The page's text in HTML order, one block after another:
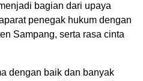
bagian dari upaya
penegak hukum dengan
Sampang, serta rasa cinta
dengan baik dan banyak